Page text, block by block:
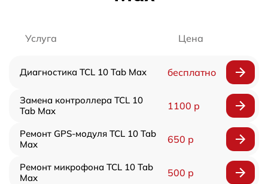
Услуга Цена
Диагностика TCL 10 Tab Max бесплатно
Замена контроллера TCL 10
Tab Max
1100 р
Ремонт GPS-модуля TCL 10 Tab
Max
650 р
Ремонт микрофона TCL 10 Tab
Max
500 р